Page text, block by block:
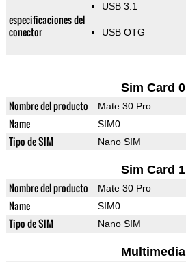
especificaciones del
conector
USB 3.1
USB OTG
Sim Card 0
Nombre del producto Mate 30 Pro
Name SIM0
Tipo de SIM Nano SIM
Sim Card 1
Nombre del producto Mate 30 Pro
Name SIM0
Tipo de SIM Nano SIM
Multimedia